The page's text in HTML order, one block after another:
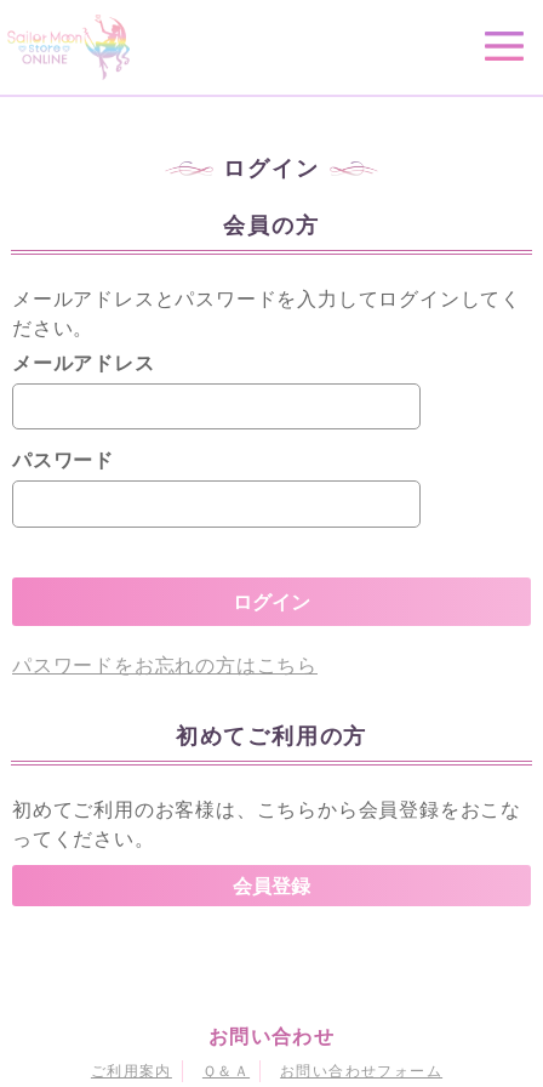
ログイン
会員の方
メールアドレスとパスワードを入力してログインしてく
ださい。
メールアドレス
パスワード
パスワードをお忘れの方はこちら
初めてご利用の方
初めてご利用のお客様は、こちらから会員登録をおこな
ってください。
お問い合わせ
ご利用案内 Ｑ＆Ａ お問い合わせフォーム